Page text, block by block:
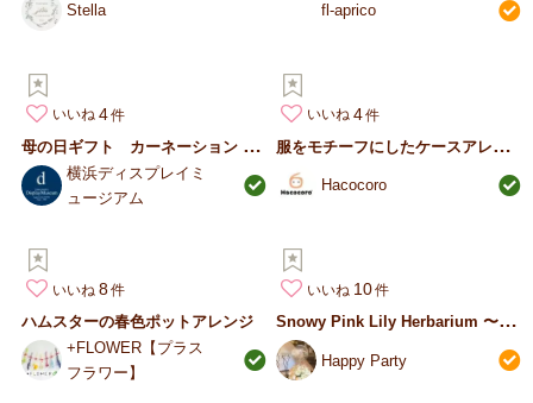
Stella fl-aprico
いいね 4
母
の日ギフト カーネーション ボックスアレンジ
横浜ディスプレイミ
ュージアム
いいね 4
服
をモチーフにしたケースアレンジギフト
Hacocoro
いいね 8
ハムスターの春色ポットアレンジ
+FLOWER【プラス
フラワー】
いいね 10
S
nowy Pink Lily Herbarium 〜ほんのり…
Happy Party